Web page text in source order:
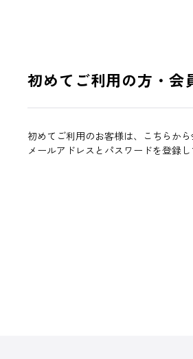
初めてご利用の方・会
初めてご利用のお客様は、こちらから
メールアドレスとパスワードを登録